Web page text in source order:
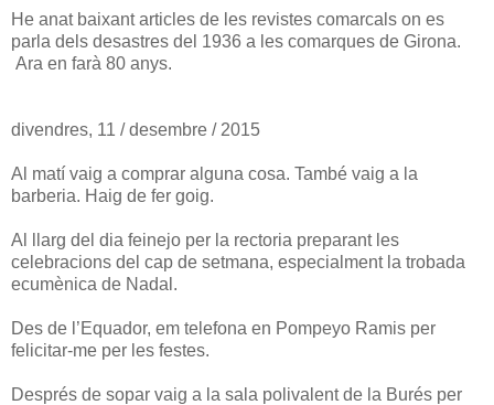
He anat baixant articles de les revistes comarcals on es
parla dels desastres del 1936 a les comarques de Girona.
Ara en farà 80 anys.
divendres, 11 / desembre / 2015
Al matí vaig a comprar alguna cosa. També vaig a la
barberia. Haig de fer goig.
Al llarg del dia feinejo per la rectoria preparant les
celebracions del cap de setmana, especialment la trobada
ecumènica de Nadal.
Des de l’Equador, em telefona en Pompeyo Ramis per
felicitar-me per les festes.
Després de sopar vaig a la sala polivalent de la Burés per